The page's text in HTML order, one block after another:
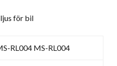
för bil
RL004 MS-RL004